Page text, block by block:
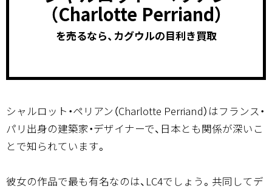
（Charlotte Perriand）
を売るなら、カグウルの目利き買取
シャルロット・ペリアン（Charlotte Perriand）はフランス・
パリ出身の建築家・デザイナーで、日本とも関係が深いこ
とで知られています。
彼女の作品で最も有名なのは、LC4でしょう。共同してデ